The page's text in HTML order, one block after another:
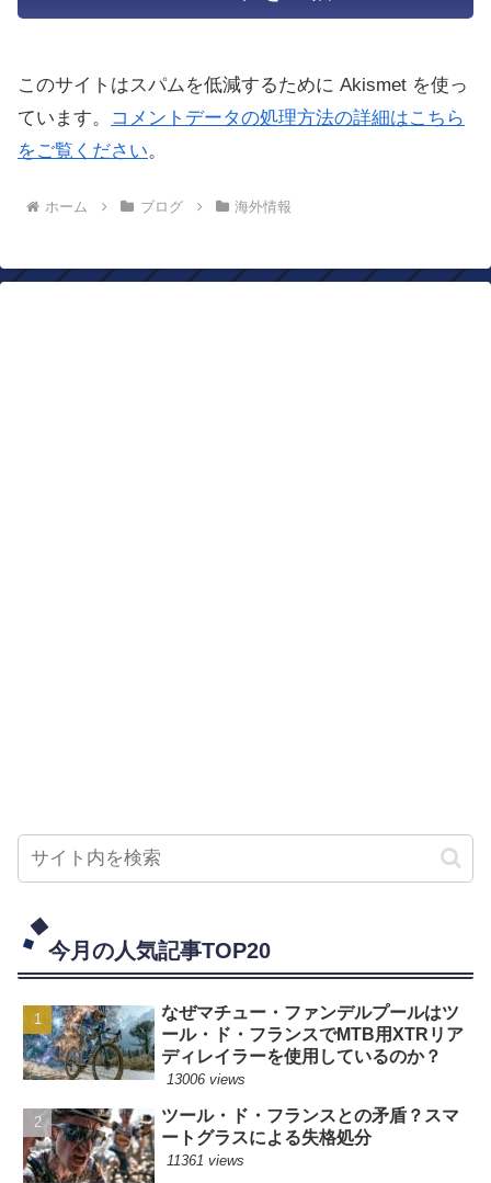
このサイトはスパムを低減するために Akismet を使っ
ています。
コメントデータの処理方法の詳細はこちら
をご覧ください。
ホーム ブログ 海外情報
今月の人気記事TOP20
なぜマチュー・ファンデルプールはツ
ール・ド・フランスでMTB用XTRリア
ディレイラーを使用しているのか？
13006 views
ツール・ド・フランスとの矛盾？スマ
ートグラスによる失格処分
11361 views